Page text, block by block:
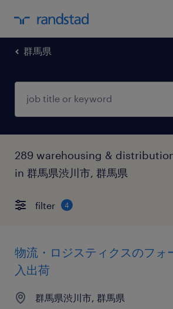
群馬県
289 warehousing &
in 群馬県渋川市, 群馬県
filter 4
物流・ロジスティクスのフォ
入出荷
群馬県渋川市, 群馬県